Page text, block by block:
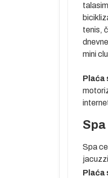
tenis,
mini
Plaća
Spa
Plaća